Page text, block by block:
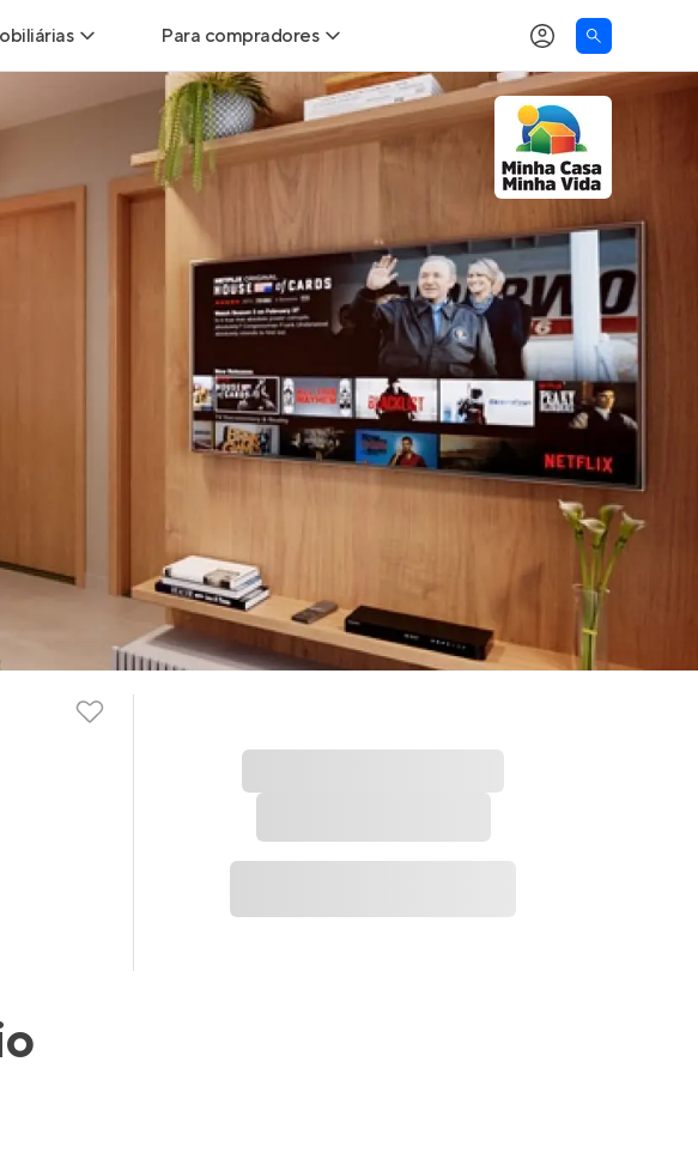
para Imobiliárias
de imobiliárias
Para compradores
Buscar um imóvel novo
Calcule seu Poder de Compra
Comprar x Alugar
Correção do INCC
Simulador de Financiamento
Encontre um corretor